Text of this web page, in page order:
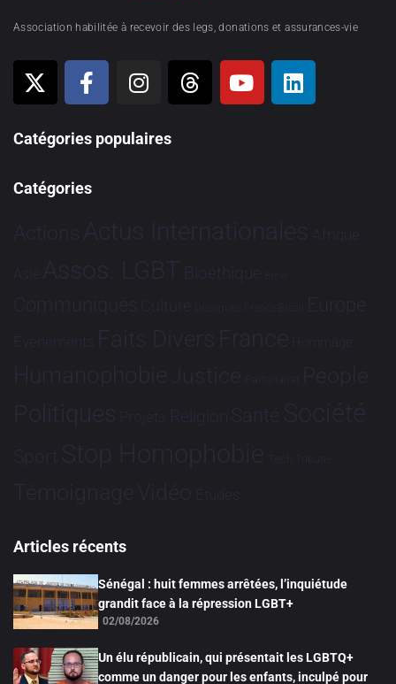
Association habilitée à recevoir des legs, donations et assurances-vie
Catégories populaires
Catégories
Actions Actus Internationales Afrique
Asie Assos. LGBT Bioéthique Brève
Communiqués Culture Dialogues France-Brésil Europe
Evénements Faits Divers France Hommage
HumanophobieJustice Partenariat People
Politiques Projets Religion Santé Société
Sport Stop Homophobie Tech Tribune
TémoignageVidéo Études
Articles récents
Sénégal : huit femmes arrêtées, l’inquiétude
grandit face à la répression LGBT+
02/08/2026
Un élu républicain, qui présentait les LGBTQ+
comme un danger pour les enfants, inculpé pour